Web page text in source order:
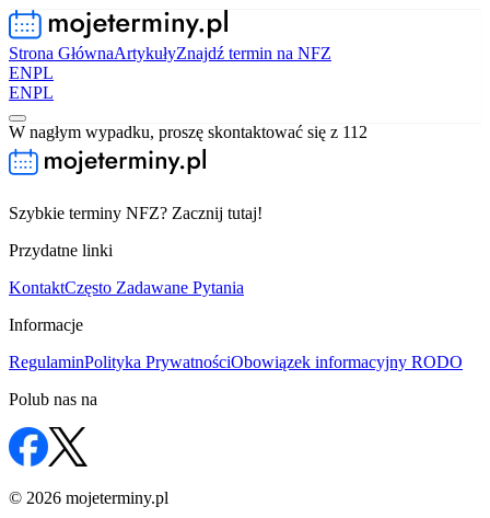
Strona GłównaArtykułyZnajdź termin na NFZ
ENPL
ENPL
W nagłym wypadku, proszę skontaktować się z 112
Szybkie terminy NFZ? Zacznij tutaj!
Przydatne linki
KontaktCzęsto Zadawane Pytania
Informacje
RegulaminPolityka PrywatnościObowiązek informacyjny RODO
Polub nas na
© 2026 mojeterminy.pl